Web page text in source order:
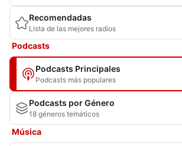
Recomendadas
Lista de las mejores radios
Podcasts
Podcasts Principales
Podcasts más populares
Podcasts por Género
18 géneros temáticos
Música